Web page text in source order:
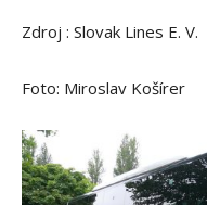
Zdroj : Slovak Lines E. V.
Foto: Miroslav Košírer